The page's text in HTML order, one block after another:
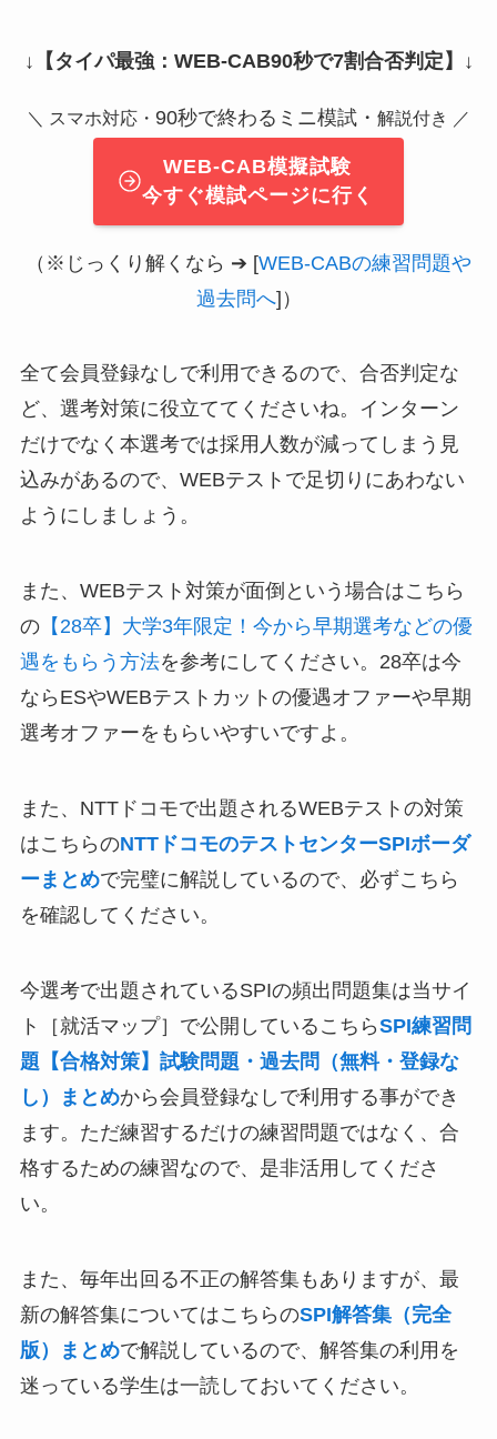
↓ 【タイパ最強：WEB-CAB90秒で7割合否判定】 ↓
＼ スマホ対応・ 90秒で終わるミニ模試・ 解説付き ／
WEB-CAB模擬試験
今すぐ模試ページに行く
（※じっくり解くなら ➔ [WEB-CABの練習問題や
過去問へ]）
全て会員登録なしで利用できるので、合否判定な
ど、選考対策に役立ててくださいね。インターン
だけでなく本選考では採用人数が減ってしまう見
込みがあるので、WEBテストで足切りにあわない
ようにしましょう。
また、WEBテスト対策が面倒という場合はこちら
の【28卒】大学3年限定！今から早期選考などの優
遇をもらう方法を参考にしてください。28卒は今
ならESやWEBテストカットの優遇オファーや早期
選考オファーをもらいやすいですよ。
また、NTTドコモで出題されるWEBテストの対策
はこちらのNTTドコモのテストセンターSPIボーダ
ーまとめで完璧に解説しているので、必ずこちら
を確認してください。
今選考で出題されているSPIの頻出問題集は当サイ
ト［就活マップ］で公開しているこちらSPI練習問
題【合格対策】試験問題・過去問（無料・登録な
し）まとめから会員登録なしで利用する事ができ
ます。ただ練習するだけの練習問題ではなく、合
格するための練習なので、是非活用してくださ
い。
また、毎年出回る不正の解答集もありますが、最
新の解答集についてはこちらのSPI解答集（完全
版）まとめで解説しているので、解答集の利用を
迷っている学生は一読しておいてください。